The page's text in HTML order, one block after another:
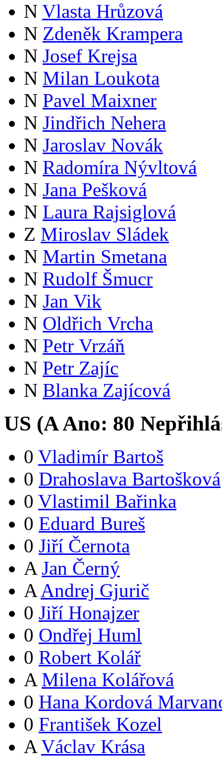
N Vlasta Hrůzová
N Zdeněk Krampera
N Josef Krejsa
N Milan Loukota
N Pavel Maixner
N Jindřich Nehera
N Jaroslav Novák
N Radomíra Nývltová
N Jana Pešková
N Laura Rajsiglová
Z Miroslav Sládek
N Martin Smetana
N Rudolf Šmucr
N Jan Vik
N Oldřich Vrcha
N Petr Vrzáň
N Petr Zajíc
N Blanka Zajícová
US (AAno: 80
0 Vladimír Bartoš
0 Drahoslava Bartošková
0 Vlastimil Bařinka
0 Eduard Bureš
0 Jiří Černota
A Jan Černý
A Andrej Gjurič
0 Jiří Honajzer
0 Ondřej Huml
0 Robert Kolář
A Milena Kolářová
0 Hana Kordová
0 František Kozel
A Václav Krása